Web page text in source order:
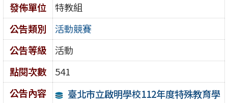
發佈單位
特教組
公告類別
活動競賽
公告等級
活動
點閱次數
541
公告內容
臺北市立啟明學校112年度特殊教育學